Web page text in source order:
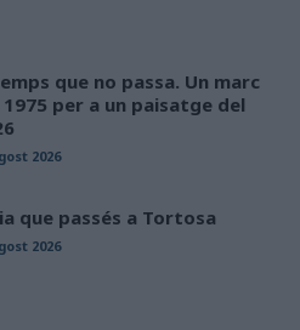
que no passa. Un marc
1975 per a un paisatge del
2026
que passés a Tortosa
2026